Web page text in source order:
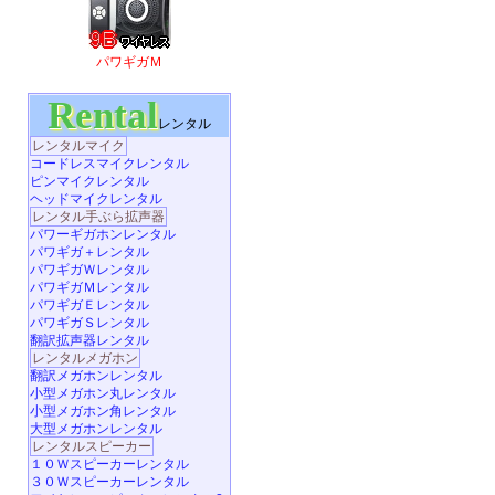
パワギガＭ
Rentalレンタル
レンタルマイク
コードレスマイクレンタル
ピンマイクレンタル
ヘッドマイクレンタル
レンタル手ぶら拡声器
パワーギガホンレンタル
パワギガ＋レンタル
パワギガＷレンタル
パワギガＭレンタル
パワギガＥレンタル
パワギガＳレンタル
翻訳拡声器レンタル
レンタルメガホン
翻訳メガホンレンタル
小型メガホン丸レンタル
小型メガホン角レンタル
大型メガホンレンタル
レンタルスピーカー
１０Ｗスピーカーレンタル
３０Ｗスピーカーレンタル